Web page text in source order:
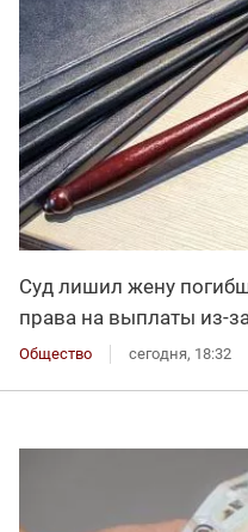
Суд лишил жену
права на выплаты из-
Общество сегодня, 18:32